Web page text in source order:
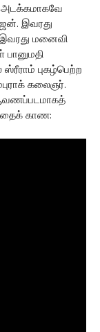
இவரது
இவரது மனைவி
புகழ்பெற்ற
கலைஞர்.
காண: